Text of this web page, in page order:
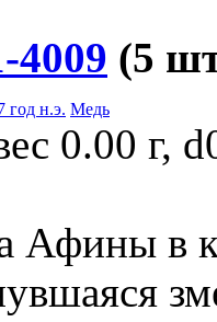
4009 (5
год н.э. Медь
0.00 г,
Афины в